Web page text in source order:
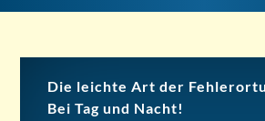
Bei Tagund Nacht!